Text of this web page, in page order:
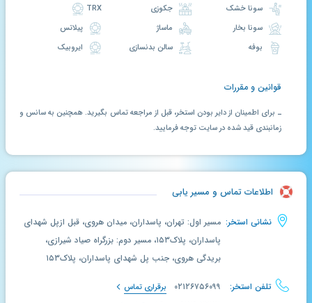
سونا خشک
سونا بخار
جکوزی
سالن بدنسازی
TRX
پیلاتس
قوانین و مقررات
ـ برای اطمینان از دایر بودن استخر، قبل از مراجعه تماس بگیرید. همچنین به سانس و
زمانبندی قید شده در سایت توجه فرمایید.
اطلاعات تماس و مسیر یابی
نشانی استخر: مسیر اول: تهران، پاسداران، میدان هروی، قبل ازپل شهدای
پاسداران، پلاک۱۵۳، مسیر دوم: بزرگراه صیاد شیرازی،
بریدگی هروی، جنب پل شهدای پاسداران، پلاک۱۵۳
تلفن استخر: ۰۲۱۲۶۷۵۶۰۹۹ برقراری تماس